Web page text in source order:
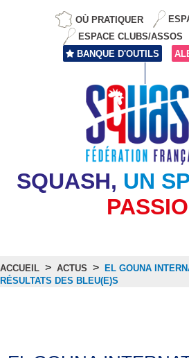
OÙ PRATIQUER
ESPACE CLUBS/ASSOS
BANQUE D'OUTILS
SQUASH, UN
ACCUEIL > ACTUS > EL GOUNA
RÉSULTATS DES BLEU(E)S